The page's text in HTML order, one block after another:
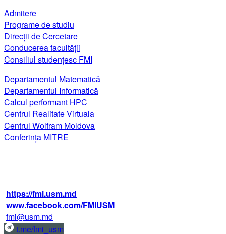
Admitere
Programe de studiu
Direcții de Cercetare
Conducerea facultății
Consiliul studențesc FMI
Departamentul Matematică
Departamentul Informatică
Calcul performant HPC
Centrul Realitate Virtuala
Centrul Wolfram Moldova
Conferința MITRE
https://fmi.usm.md
www.facebook.com/FMIUSM
fmi@usm.md
t.me/fmi_usm